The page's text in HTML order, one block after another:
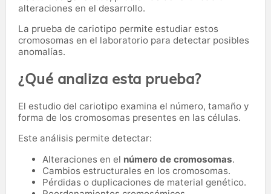
alteraciones en el desarrollo.
La prueba de cariotipo permite estudiar estos
cromosomas en el laboratorio para detectar posibles
anomalías.
¿Qué analiza esta prueba?
El estudio del cariotipo examina el número, tamaño y
forma de los cromosomas presentes en las células.
Este análisis permite detectar:
Alteraciones en el número de cromosomas.
Cambios estructurales en los cromosomas.
Pérdidas o duplicaciones de material genético.